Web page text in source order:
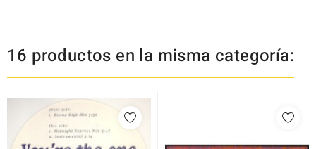
16 productos en la misma categoría: